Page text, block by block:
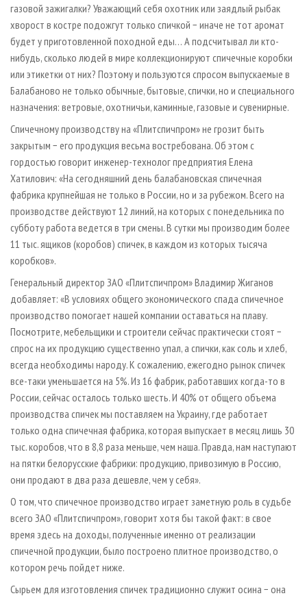
газовой зажигалки? Уважающий себя охотник или заядлый рыбак
хворост в костре подожгут только спичкой − иначе не тот аромат
будет у приготовленной походной еды… А подсчитывал ли кто-
нибудь, сколько людей в мире коллекционируют спичечные коробки
или этикетки от них? Поэтому и пользуются спросом выпускаемые в
Балабаново не только обычные, бытовые, спички, но и специального
назначения: ветровые, охотничьи, каминные, газовые и сувенирные.
Спичечному производству на «Плитспичпром» не грозит быть
закрытым − его продукция весьма востребована. Об этом с
гордостью говорит инженер-технолог предприятия Елена
Хатилович: «На сегодняшний день балабановская спичечная
фабрика крупнейшая не только в России, но и за рубежом. Всего на
производстве действуют 12 линий, на которых с понедельника по
субботу работа ведется в три смены. В сутки мы производим более
11 тыс. ящиков (коробов) спичек, в каждом из которых тысяча
коробков».
Генеральный директор ЗАО «Плитспичпром» Владимир Жиганов
добавляет: «В условиях общего экономического спада спичечное
производство помогает нашей компании оставаться на плаву.
Посмотрите, мебельщики и строители сейчас практически стоят −
спрос на их продукцию существенно упал, а спички, как соль и хлеб,
всегда необходимы народу. К сожалению, ежегодно рынок спичек
все-таки уменьшается на 5%. Из 16 фабрик, работавших когда-то в
России, сейчас осталось только шесть. И 40% от общего объема
производства спичек мы поставляем на Украину, где работает
только одна спичечная фабрика, которая выпускает в месяц лишь 30
тыс. коробов, что в 8,8 раза меньше, чем наша. Правда, нам наступают
на пятки белорусские фабрики: продукцию, привозимую в Россию,
они продают в два раза дешевле, чем у себя».
О том, что спичечное производство играет заметную роль в судьбе
всего ЗАО «Плитспичпром», говорит хотя бы такой факт: в свое
время здесь на доходы, полученные именно от реализации
спичечной продукции, было построено плитное производство, о
котором речь пойдет ниже.
Сырьем для изготовления спичек традиционно служит осина − она